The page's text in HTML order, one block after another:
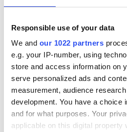
Responsible use of your data
We and our 1022 partners
e.g. your IP-number, using
store and access information on
serve personalized ads and
measurement, audience
development. You have a choice
and for what purposes. Your
applicable on this digital property
la eficiencia
Descubra cómo Alumio optimizó
sistemas complejos para
Lea el estudio de caso
Discutiendo el papel
los paisajes digitales
con Synetic